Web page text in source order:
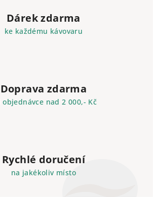
Dárek zdarma
ke každému kávovaru
Doprava zdarma
objednávce nad 2 000,- Kč
Rychlé doručení
na jakékoliv místo